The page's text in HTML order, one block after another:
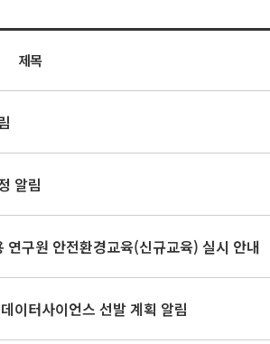
제목
알림
구원 안전환경교육(신규교육) 실시 안내
이터사이언스 선발 계획 알림